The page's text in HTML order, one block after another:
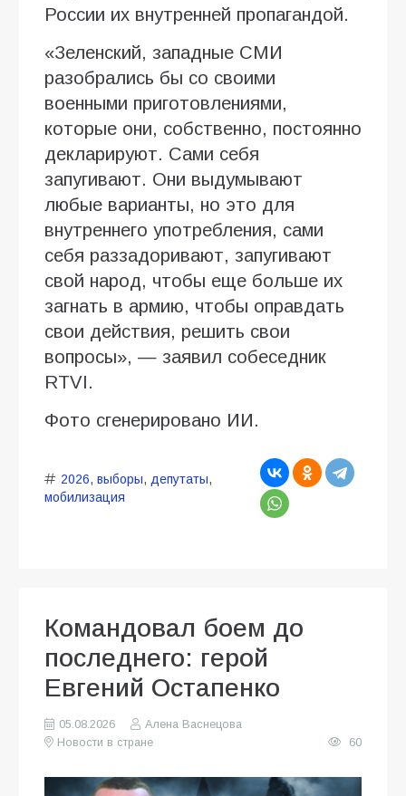
России их внутренней пропагандой.
«Зеленский, западные СМИ
разобрались бы со своими
военными приготовлениями,
которые они, собственно, постоянно
декларируют. Сами себя
запугивают. Они выдумывают
любые варианты, но это для
внутреннего употребления, сами
себя раззадоривают, запугивают
свой народ, чтобы еще больше их
загнать в армию, чтобы оправдать
свои действия, решить свои
вопросы», — заявил собеседник
RTVI.
Фото сгенерировано ИИ.
2026, выборы, депутаты,
мобилизация
Командовал боем до
последнего: герой
Евгений Остапенко
05.08.2026
Алена Васнецова
Новости в стране
60